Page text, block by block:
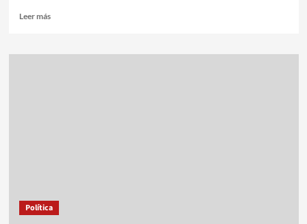
Leer más
Política